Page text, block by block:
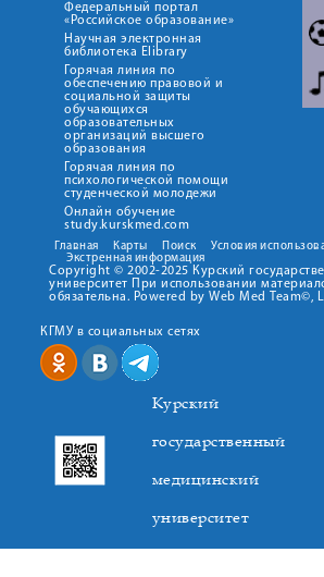
Федеральный портал
«Российское образование»
Научная электронная
библиотека Elibrary
Горячая линия по
обеспечению правовой и
социальной защиты
обучающихся
образовательных
организаций высшего
образования
Горячая линия по
психологической помощи
студенческой молодежи
Онлайн обучение
study.kurskmed.com
Главная Карты Поиск
Условия
Экстренная информация
Copyright © 2002-2025 Курский
университет При использовании
обязательна. Powered by Web Med Team©,
КГМУ в социальных сетях
Курский
государственный
медицинский
университет